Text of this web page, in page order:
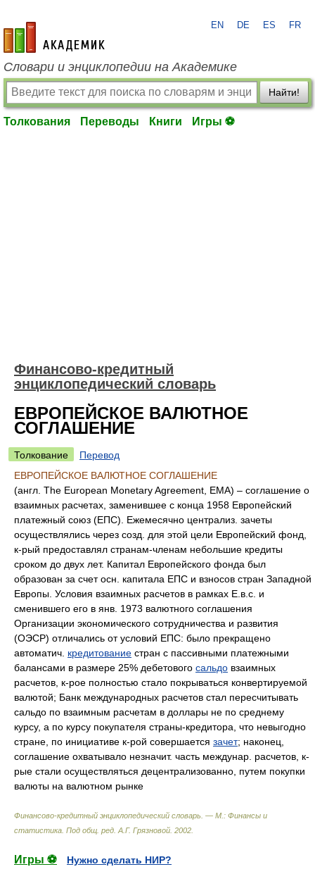
academic.ru
EN DE ES FR
Словари и энциклопедии на Академике
Найти!
Толкования Переводы Книги Игры ⚽
Финансово-кредитный
энциклопедический словарь
ЕВРОПЕЙСКОЕ ВАЛЮТНОЕ
СОГЛАШЕНИЕ
Толкование
Перевод
ЕВРОПЕЙСКОЕ ВАЛЮТНОЕ СОГЛАШЕНИЕ
(англ. The European Monetary Agreement, EMA) – соглашение о
взаимных расчетах, заменившее с конца 1958 Европейский
платежный союз (ЕПС). Ежемесячно централиз. зачеты
осуществлялись через созд. для этой цели Европейский фонд,
к-рый предоставлял странам-членам небольшие кредиты
сроком до двух лет. Капитал Европейского фонда был
образован за счет осн. капитала ЕПС и взносов стран Западной
Европы. Условия взаимных расчетов в рамках Е.в.с. и
сменившего его в янв. 1973 валютного соглашения
Организации экономического сотрудничества и развития
(ОЭСР) отличались от условий ЕПС: было прекращено
автоматич. кредитование стран с пассивными платежными
балансами в размере 25% дебетового сальдо взаимных
расчетов, к-рое полностью стало покрываться конвертируемой
валютой; Банк международных расчетов стал пересчитывать
сальдо по взаимным расчетам в доллары не по среднему
курсу, а по курсу покупателя страны-кредитора, что невыгодно
стране, по инициативе к-рой совершается зачет; наконец,
соглашение охватывало незначит. часть междунар. расчетов, к-
рые стали осуществляться децентрализованно, путем покупки
валюты на валютном рынке
Финансово-кредитный энциклопедический словарь. — М.: Финансы и
статистика Под общ. ред. А.Г. Грязновой 2002
Игры ⚽
Нужно сделать НИР?